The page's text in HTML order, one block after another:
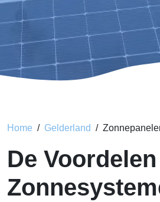
Home Gelderland
De